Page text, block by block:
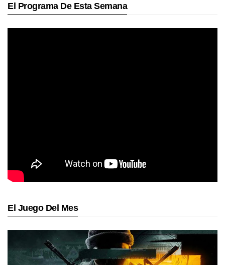
El Programa De Esta Semana
El Juego Del Mes